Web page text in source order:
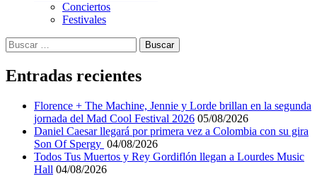
Conciertos
Festivales
Buscar:
Entradas recientes
Florence + The Machine, Jennie y Lorde brillan en la segunda
jornada del Mad Cool Festival 2026 05/08/2026
Daniel Caesar llegará por primera vez a Colombia con su gira
Son Of Spergy 04/08/2026
Todos Tus Muertos y Rey Gordiflón llegan a Lourdes Music
Hall 04/08/2026